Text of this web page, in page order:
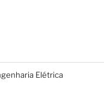
Elétrica